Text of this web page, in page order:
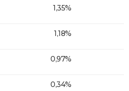
1,35%
1,18%
0,97%
0,34%